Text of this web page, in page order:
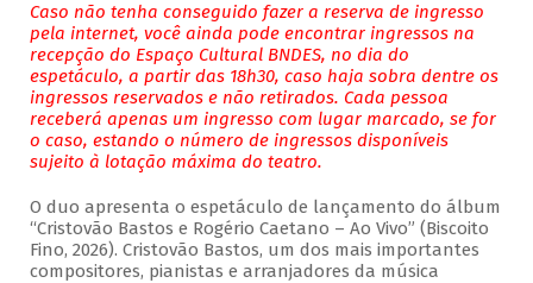
Caso não tenha conseguido fazer a reserva de ingresso
pela internet, você ainda pode encontrar ingressos na
recepção do Espaço Cultural BNDES, no dia do
espetáculo, a partir das 18h30, caso haja sobra dentre os
ingressos reservados e não retirados. Cada pessoa
receberá apenas um ingresso com lugar marcado, se for
o caso, estando o número de ingressos disponíveis
sujeito à lotação máxima do teatro.
O duo apresenta o espetáculo de lançamento do álbum
“Cristovão Bastos e Rogério Caetano – Ao Vivo” (Biscoito
Fino, 2026). Cristovão Bastos, um dos mais importantes
compositores, pianistas e arranjadores da música